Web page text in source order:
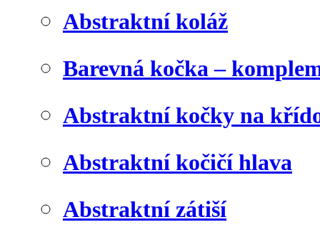
Abstraktní koláž
Barevná kočka –
Abstraktní kočky na
Abstraktní kočičí hlava
Abstraktní zátiší